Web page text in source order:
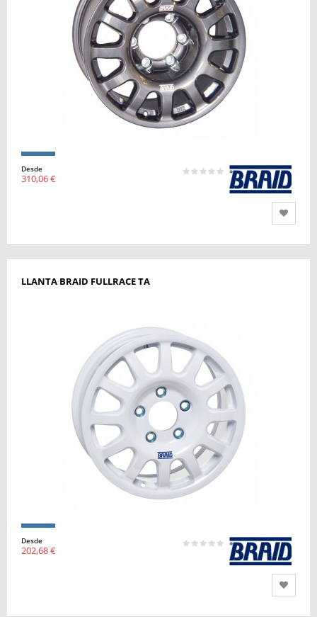
Desde
310,06 €
LLANTA BRAID FULLRACE TA
Desde
202,68 €